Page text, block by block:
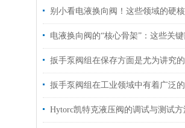
扳手泵阀组在保存方面是尤为讲究的